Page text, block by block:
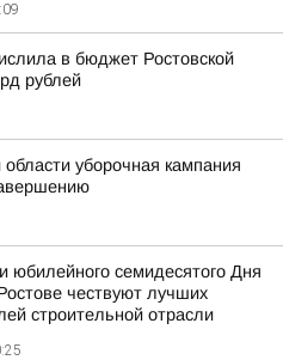
в бюджет Ростовской
рублей
области уборочная кампания
юбилейного семидесятого Дня
чествуют лучших
строительной отрасли